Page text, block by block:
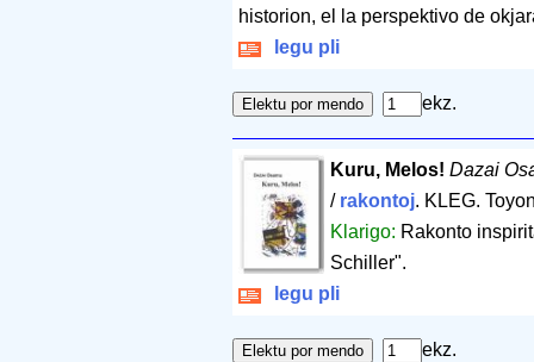
historion, el la perspektivo de
legu pli
ekz.
Kuru, Melos! Dazai
/ rakontoj. KLEG.
Klarigo: Rakonto
Schiller".
legu pli
ekz.